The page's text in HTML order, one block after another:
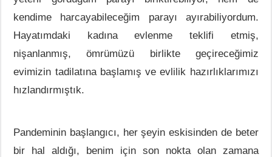
kendime harcayabileceğim parayı ayırabiliyordum.
Hayatımdaki kadına evlenme teklifi etmiş,
nişanlanmış, ömrümüzü birlikte geçireceğimiz
evimizin tadilatına başlamış ve evlilik hazırlıklarımızı
hızlandırmıştık.
Pandeminin başlangıcı, her şeyin eskisinden de beter
bir hal aldığı, benim için son nokta olan zamana